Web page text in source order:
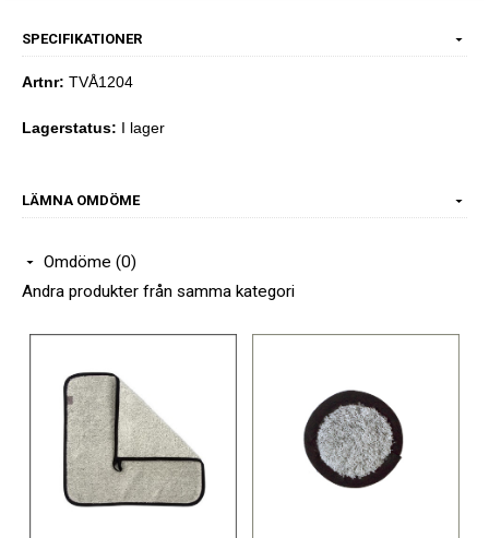
SPECIFIKATIONER
Artnr: TVÅ1204
Lagerstatus: I lager
LÄMNA OMDÖME
Omdöme (0)
Andra produkter från samma kategori